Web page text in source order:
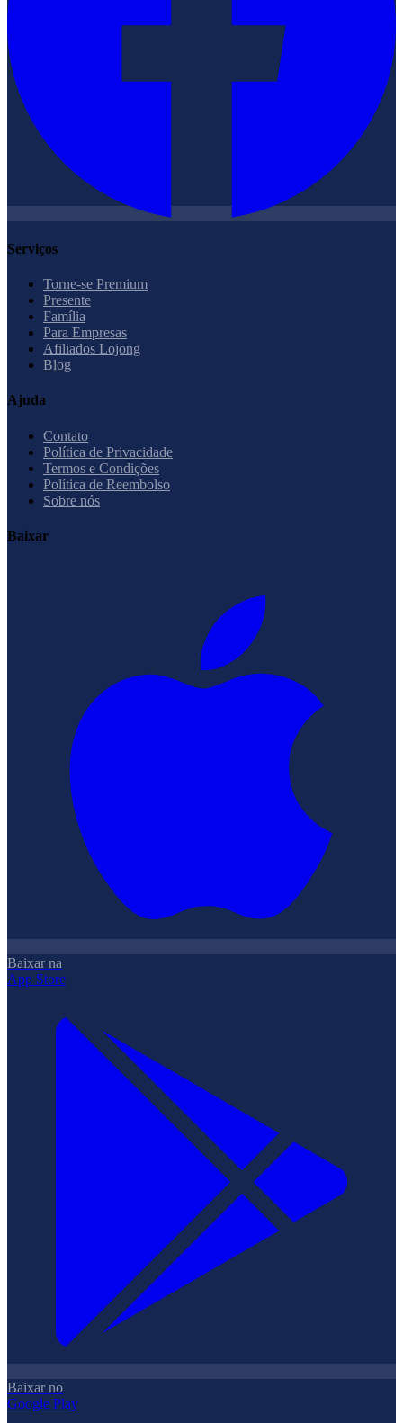
Serviços
Torne-se Premium
Presente
Família
Para Empresas
Afiliados Lojong
Blog
Ajuda
Contato
Política de Privacidade
Termos e Condições
Política de Reembolso
Sobre nós
Baixar
Baixar na
App Store
Baixar no
Google Play